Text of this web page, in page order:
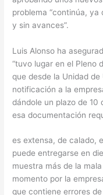
problema “continúa,
y sin avances”.
Luis Alonso ha
“tuvo lugar en el Pleno
que desde la Unidad
notificación a la
dándole un plazo de 10
esa documentación
es extensa, de calado,
puede entregarse en
muestra más de la
momento por la
que contiene errores